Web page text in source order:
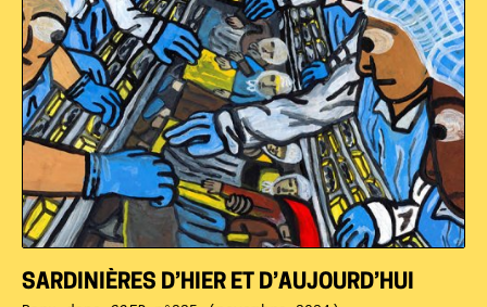
SARDINIÈRES D’HIER ET D’AUJOURD’HUI